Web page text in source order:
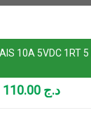
10A 5VDC 1RT 5
د.ج